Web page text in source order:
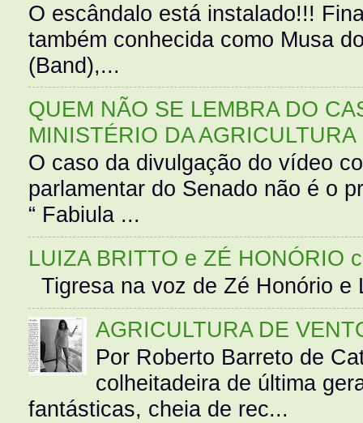
O escândalo está instalado!!!
também conhecida como Musa
(Band),...
QUEM NÃO SE LEMBRA DO
MINISTÉRIO DA AGRICULTURA
O caso da divulgação do vídeo
parlamentar do Senado não é o
“ Fabiula ...
LUIZA BRITTO e ZÉ HONÓRIO
Tigresa na voz de Zé Honório
AGRICULTURA DE
Por Roberto Barreto de
colheitadeira de última
fantásticas, cheia de rec...